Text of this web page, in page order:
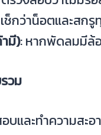
ช็กว่าน็อตและสก
มี): หากพัดลมมีล้
วม
ะทำความสะอ